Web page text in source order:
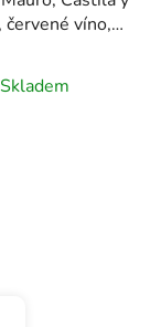
červené víno,
Skladem